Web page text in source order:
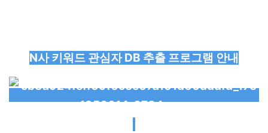
N사 키워드 관심자 DB 추출 프로그램 안내